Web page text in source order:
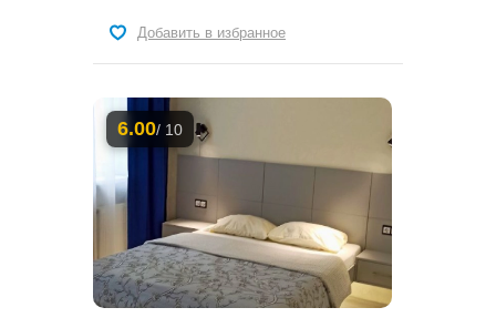
Добавить в избранное
6.00/ 10